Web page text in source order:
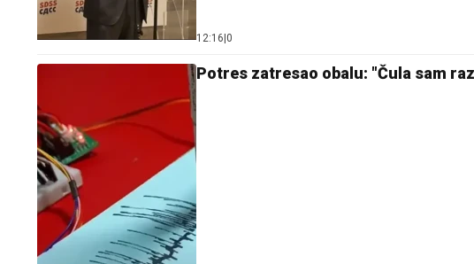
12:16 0
Potres zatresao obalu: "Čula sam